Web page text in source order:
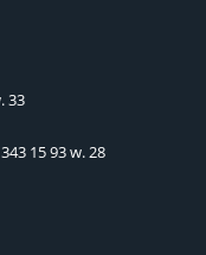
33
15 93 w. 28